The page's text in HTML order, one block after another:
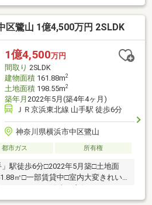
認定通知書あり■高台立地につき
＋小屋裏収納■窓や開口部が多く
採光が良好です■豊富な収納スペー
房あり■浴室サイズ1616■カースペ
・1階 44.57m2・2階
リーニング実施済
区鷺山 1億4,500万円 2SLDK
1億4,500万円
間取り 2SLDK
建物面積161.88m2
土地面積198.55m2
築年月 2022年5月(築4年4ヶ月)
ＪＲ京浜東北線 山手駅 徒歩6分
神奈川県横浜市中区鷺山
都市ガス 所有権
駅徒歩6分□2022年5月築□土地面
㎡□一部賃貸中□室内大変きれい
ステムあり□陽当り良好□モニター
文住宅（アエラホーム施工）□スー